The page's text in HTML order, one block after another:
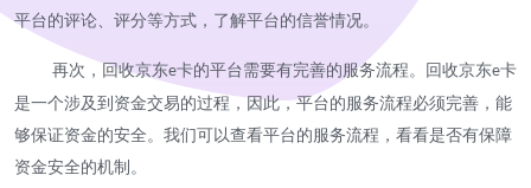
平台的评论、评分等方式，了解平台的信誉情况。
再次，回收京东e卡的平台需要有完善的服务流程。回收京东e卡
是一个涉及到资金交易的过程，因此，平台的服务流程必须完善，能
够保证资金的安全。我们可以查看平台的服务流程，看看是否有保障
资金安全的机制。